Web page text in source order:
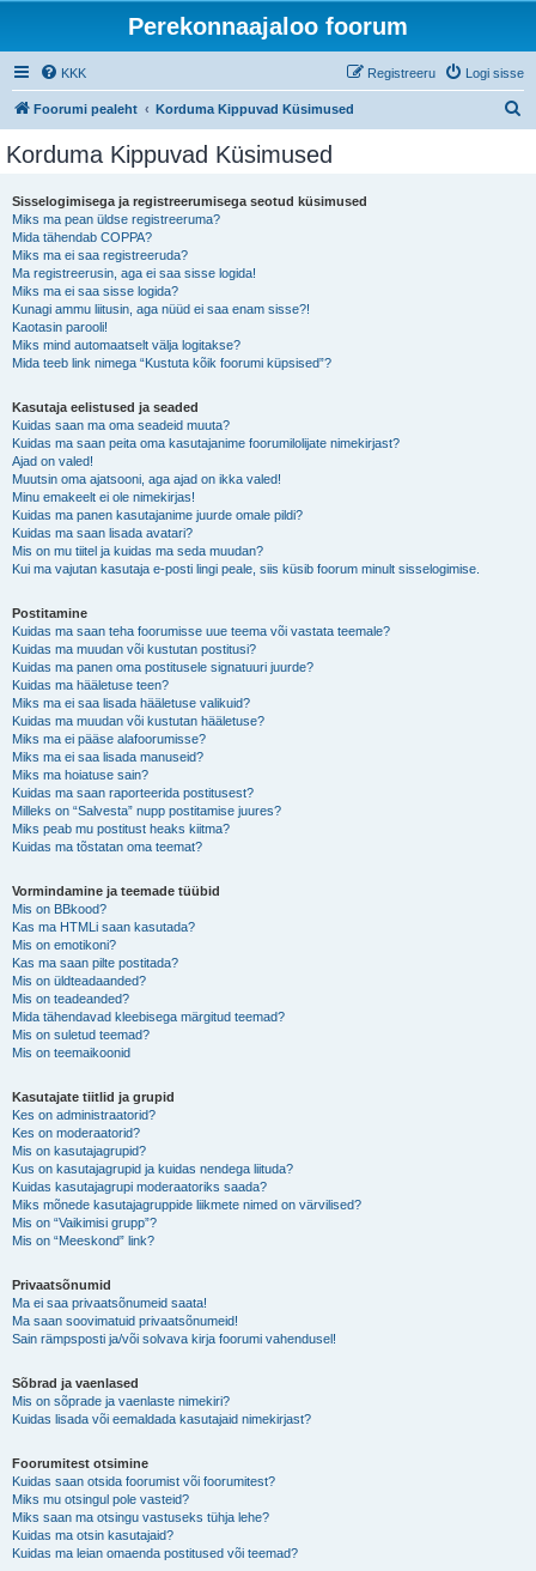
Perekonnaajaloo foorum
KKK Logi sisse
Registreeru
Foorumi pealeht Korduma Kippuvad Küsimused
Korduma Kippuvad Küsimused
Sisselogimisega ja registreerumisega seotud küsimused
Miks ma pean üldse registreeruma?
Mida tähendab COPPA?
Miks ma ei saa registreeruda?
Ma registreerusin, aga ei saa sisse logida!
Miks ma ei saa sisse logida?
Kunagi ammu liitusin, aga nüüd ei saa enam sisse?!
Kaotasin parooli!
Miks mind automaatselt välja logitakse?
Mida teeb link nimega “Kustuta kõik foorumi küpsised”?
Kasutaja eelistused ja seaded
Kuidas saan ma oma seadeid muuta?
Kuidas ma saan peita oma kasutajanime foorumilolijate nimekirjast?
Ajad on valed!
Muutsin oma ajatsooni, aga ajad on ikka valed!
Minu emakeelt ei ole nimekirjas!
Kuidas ma panen kasutajanime juurde omale pildi?
Kuidas ma saan lisada avatari?
Mis on mu tiitel ja kuidas ma seda muudan?
Kui ma vajutan kasutaja e-posti lingi peale, siis küsib foorum minult sisselogimise.
Postitamine
Kuidas ma saan teha foorumisse uue teema või vastata teemale?
Kuidas ma muudan või kustutan postitusi?
Kuidas ma panen oma postitusele signatuuri juurde?
Kuidas ma hääletuse teen?
Miks ma ei saa lisada hääletuse valikuid?
Kuidas ma muudan või kustutan hääletuse?
Miks ma ei pääse alafoorumisse?
Miks ma ei saa lisada manuseid?
Miks ma hoiatuse sain?
Kuidas ma saan raporteerida postitusest?
Milleks on “Salvesta” nupp postitamise juures?
Miks peab mu postitust heaks kiitma?
Kuidas ma tõstatan oma teemat?
Vormindamine ja teemade tüübid
Mis on BBkood?
Kas ma HTMLi saan kasutada?
Mis on emotikoni?
Kas ma saan pilte postitada?
Mis on üldteadaanded?
Mis on teadeanded?
Mida tähendavad kleebisega märgitud teemad?
Mis on suletud teemad?
Mis on teemaikoonid
Kasutajate tiitlid ja grupid
Kes on administraatorid?
Kes on moderaatorid?
Mis on kasutajagrupid?
Kus on kasutajagrupid ja kuidas nendega liituda?
Kuidas kasutajagrupi moderaatoriks saada?
Miks mõnede kasutajagruppide liikmete nimed on värvilised?
Mis on “Vaikimisi grupp”?
Mis on “Meeskond” link?
Privaatsõnumid
Ma ei saa privaatsõnumeid saata!
Ma saan soovimatuid privaatsõnumeid!
Sain rämpsposti ja/või solvava kirja foorumi vahendusel!
Sõbrad ja vaenlased
Mis on sõprade ja vaenlaste nimekiri?
Kuidas lisada või eemaldada kasutajaid nimekirjast?
Foorumitest otsimine
Kuidas saan otsida foorumist või foorumitest?
Miks mu otsingul pole vasteid?
Miks saan ma otsingu vastuseks tühja lehe?
Kuidas ma otsin kasutajaid?
Kuidas ma leian omaenda postitused või teemad?